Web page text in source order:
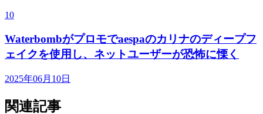
10
Waterbombがプロモでaespaのカリナのディープフ
ェイクを使用し、ネットユーザーが恐怖に慄く
2025年06月10日
関連記事